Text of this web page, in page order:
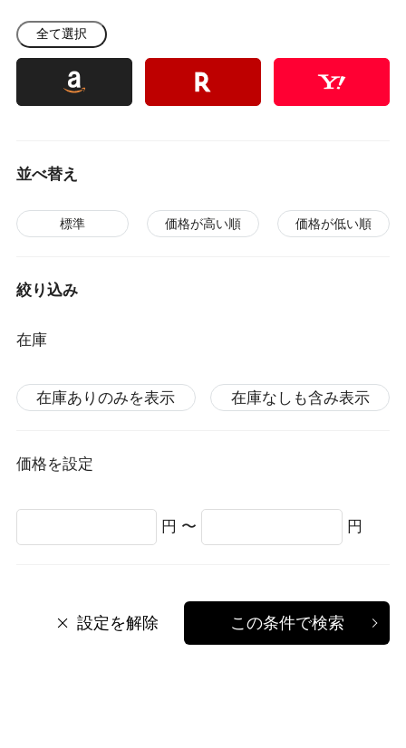
全て選択
並べ替え
標準 価格が高い順 価格が低い順
絞り込み
在庫
在庫ありのみを表示 在庫なしも含み表示
価格を設定
円 〜 円
設定を解除 この条件で検索